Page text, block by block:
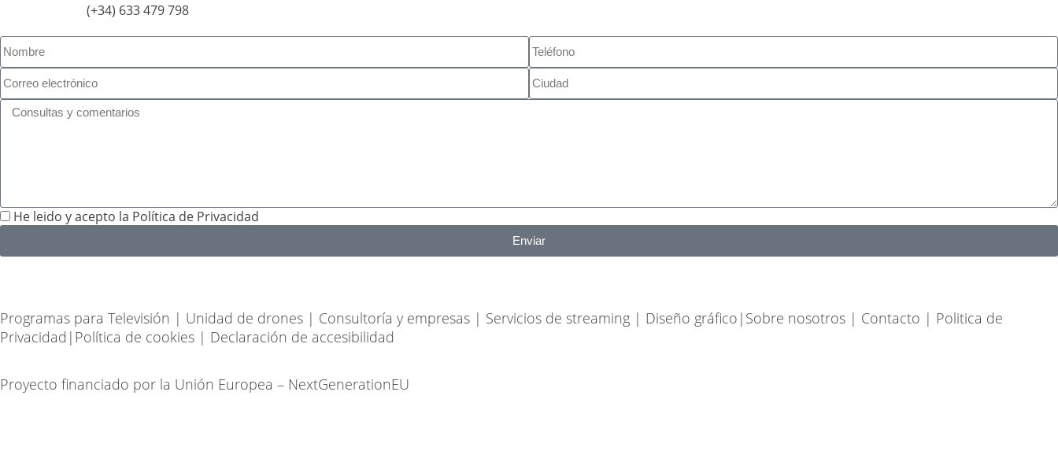
(+34) 633 479 798
He leido y acepto la Política de Privacidad
Enviar
Programas para Televisión | Unidad de drones | Consultoría y empresas | Servicios de streaming | Diseño gráfico | Sobre nosotros | Contacto | Politica de
Privacidad | Política de cookies | Declaración de accesibilidad
Proyecto financiado por la Unión Europea – NextGenerationEU